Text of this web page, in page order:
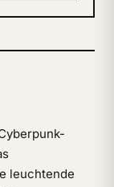
leuchtende